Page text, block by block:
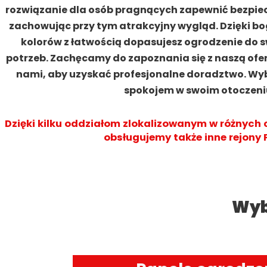
rozwiązanie dla osób pragnących zapewnić
zachowując przy tym atrakcyjny wygląd. Dzięki
kolorów z łatwością dopasujesz ogrodzenie do
potrzeb. Zachęcamy do zapoznania się z naszą
nami, aby uzyskać profesjonalne doradztwo.
spokojem w swoim
Dzięki kilku oddziałom zlokalizowanym w
obsługujemy także inne rejony